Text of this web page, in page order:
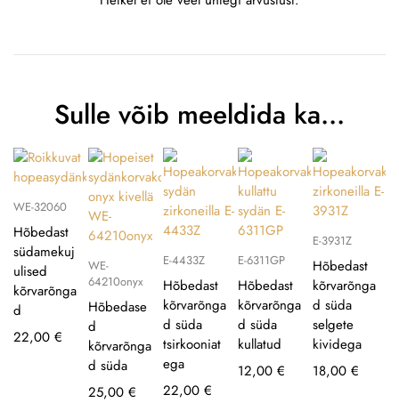
Sulle võib meeldida ka…
WE-32060
Hõbedast
südamekuj
ulised
kõrvarõnga
d
22,00 €
WE-
64210onyx
Hõbedase
d
kõrvarõnga
d süda
25,00 €
E-4433Z
Hõbedast
kõrvarõnga
d süda
tsirkooniat
ega
22,00 €
E-6311GP
Hõbedast
kõrvarõnga
d süda
kullatud
12,00 €
E-3931Z
Hõbedast
kõrvarõnga
d süda
selgete
kividega
18,00 €